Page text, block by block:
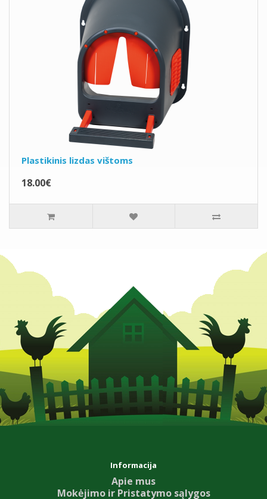
Plastikinis lizdas vištoms
18.00€
Informacija
Apie mus
Mokėjimo ir Pristatymo sąlygos